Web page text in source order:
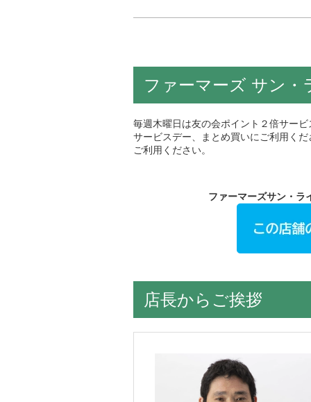
ファーマーズ サン・
毎週木曜日は友の会ポイント２倍サー
サービスデー、まとめ買いにご利用く
ご利用ください。
ファーマーズサン・
店長からご挨拶